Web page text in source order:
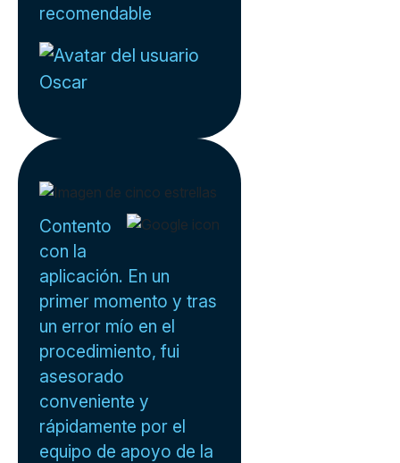
recomendable
Oscar
Contento
con la
aplicación. En un
primer momento y tras
un error mío en el
procedimiento, fui
asesorado
conveniente y
rápidamente por el
equipo de apoyo de la